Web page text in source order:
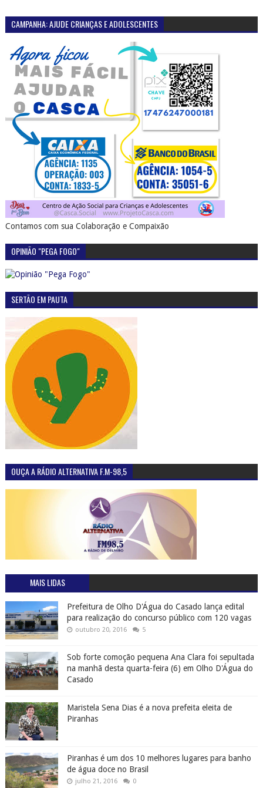
CAMPANHA: AJUDE CRIANÇAS E ADOLESCENTES
Contamos com sua Colaboração e Compaixão
OPINIÃO "PEGA FOGO"
SERTÃO EM PAUTA
OUÇA A RÁDIO ALTERNATIVA F.M-98,5
MAIS LIDAS
Prefeitura de Olho D'Água do Casado lança edital
para realização do concurso público com 120 vagas
outubro 20, 2016 5
Sob forte comoção pequena Ana Clara foi sepultada
na manhã desta quarta-feira (6) em Olho D'Água do
Casado
Maristela Sena Dias é a nova prefeita eleita de
Piranhas
Piranhas é um dos 10 melhores lugares para banho
de água doce no Brasil
julho 21, 2016 0